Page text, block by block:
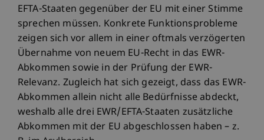
EFTA-Staaten gegenüber der EU mit einer Stimme
sprechen müssen. Konkrete Funktionsprobleme
zeigen sich vor allem in einer oftmals verzögerten
Übernahme von neuem EU-Recht in das EWR-
Abkommen sowie in der Prüfung der EWR-
Relevanz. Zugleich hat sich gezeigt, dass das EWR-
Abkommen allein nicht alle Bedürfnisse abdeckt,
weshalb alle drei EWR/EFTA-Staaten zusätzliche
Abkommen mit der EU abgeschlossen haben – z.